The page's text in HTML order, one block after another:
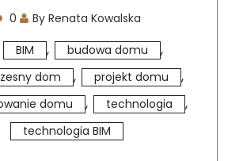
0 By Renata Kowalska
BIM , budowa domu ,
dom , projekt domu ,
domu , technologia ,
technologia BIM